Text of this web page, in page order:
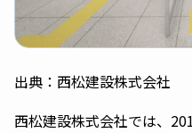
出典：西松建設株式会社
西松建設株式会社では、